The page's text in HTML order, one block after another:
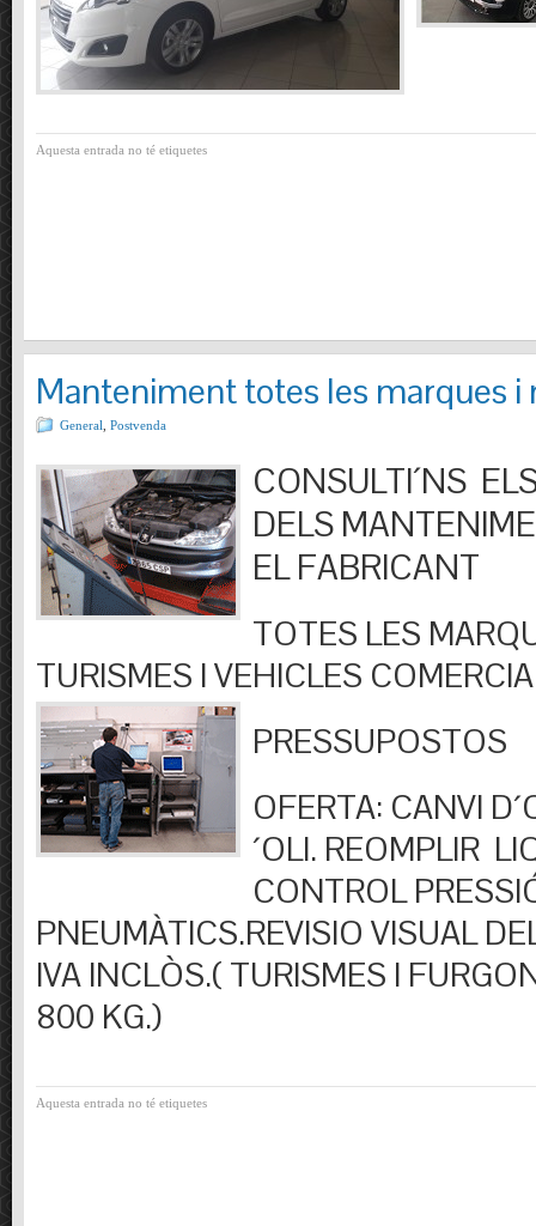
Aquesta entrada no té etiquetes
Manteniment totes les marques i
General Postvenda
CONSULTI´NS
DELS
EL FABRICANT
TOTES LES
TURISMES I VEHICLES
PRESSUPOSTOS
OFERTA: CANVI
´OLI. REOMPLIR
CONTROL
PNEUMÀTICS.REVISIO VISUAL
IVA INCLÒS.( TURISMES I
800 KG.)
Aquesta entrada no té etiquetes